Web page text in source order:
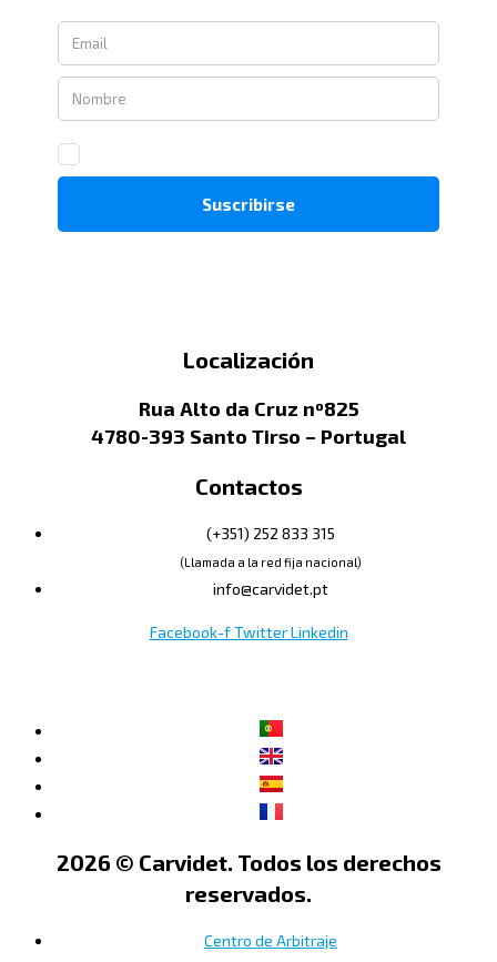
Localización
Rua Alto da Cruz nº825
4780-393 Santo Tirso – Portugal
Contactos
(+351) 252 833 315
(Llamada a la red fija nacional)
info@carvidet.pt
Facebook-f Twitter Linkedin
2026 © Carvidet. Todos los derechos
reservados.
Centro de Arbitraje